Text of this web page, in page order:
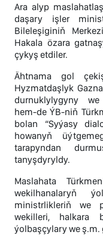
Ara alyp
daşary işler
Bileleşiginiň
Hakala özara
çykyş etdiler.
Ähtnama gol
Hyzmatdaşlyk
durnuklylygyny we
hem-de ÝB-niň
bolan “Syýasy
howanyň
tarapyndan
tanyşdyryldy.
Maslahata
wekilhanalaryň
ministrlikleriň we
wekilleri, halkara
ýolbaşçylary we ş.m.